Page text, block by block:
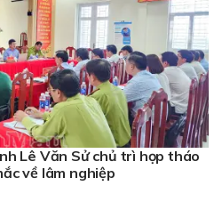
Lê Văn Sử chủ trì họp tháo
về lâm nghiệp